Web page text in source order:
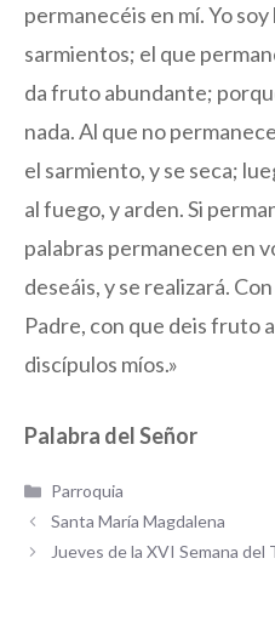
permanecéis en mí. Yo
sarmientos; el que
da fruto abundante;
nada. Al que no
el sarmiento, y se seca;
al fuego, y arden. Si
palabras permanecen en
deseáis, y se realizará.
Padre, con que deis fruto
discípulos míos.»
Palabra del Señor
Categorías
Parroquia
Santa María Magdalena
Jueves de la XVI Semana